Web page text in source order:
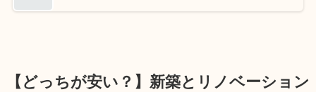
【どっちが安い？】新築とリノベーション